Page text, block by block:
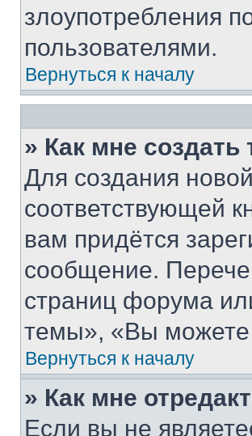
злоупотребления
пользователями.
Вернуться к началу
» Как мне
Для создания
соответствующей
вам придётся
сообщение.
страниц форума
темы», «Вы можете
Вернуться к началу
» Как мне
Если вы не